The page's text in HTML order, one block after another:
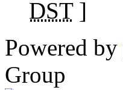
DST]
Powered by
Group